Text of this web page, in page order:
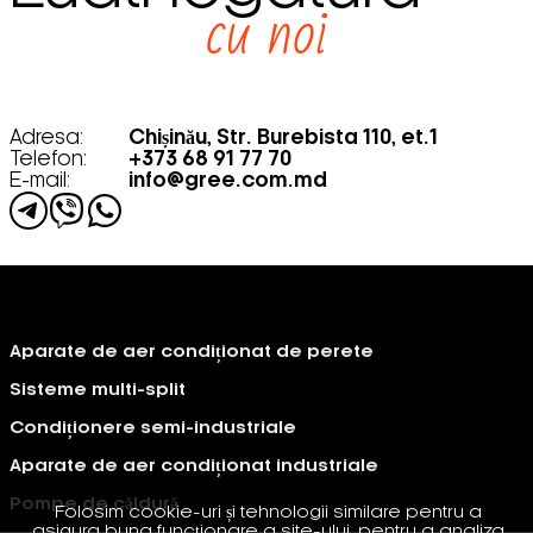
cu noi
Adresa:
Chișinău, Str. Burebista 110, et.1
Telefon:
+373 68 91 77 70
E-mail:
info@gree.com.md
Aparate de aer condiționat de perete
Sisteme multi-split
Condiționere semi-industriale
Aparate de aer condiționat industriale
Pompe de căldură
Folosim cookie-uri și tehnologii similare pentru a